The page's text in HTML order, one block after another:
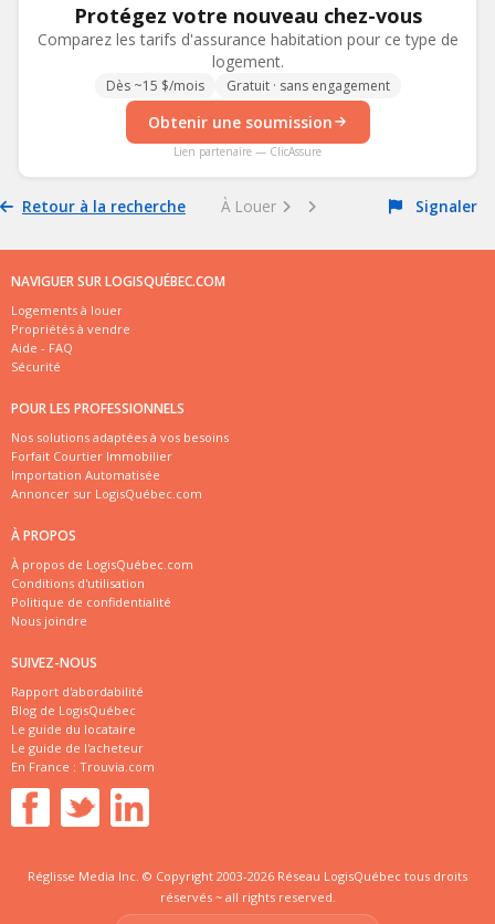
Protégez votre nouveau chez-vous
Comparez les tarifs d'assurance habitation pour ce type de
logement.
Dès ~15 $/mois Gratuit · sans engagement
Obtenir une soumission
Lien partenaire — ClicAssure
Retour à la recherche À Louer Signaler
NAVIGUER SUR LOGISQUÉBEC.COM
Logements à louer
Propriétés à vendre
Aide - FAQ
Sécurité
POUR LES PROFESSIONNELS
Nos solutions adaptées à vos besoins
Forfait Courtier Immobilier
Importation Automatisée
Annoncer sur LogisQuébec.com
À PROPOS
À propos de LogisQuébec.com
Conditions d'utilisation
Politique de confidentialité
Nous joindre
SUIVEZ-NOUS
Rapport d'abordabilité
Blog de LogisQuébec
Le guide du locataire
Le guide de l'acheteur
En France : Trouvia.com
Réglisse Media Inc. © Copyright 2003-2026 Réseau LogisQuébec tous droits
réservés ~ all rights reserved.